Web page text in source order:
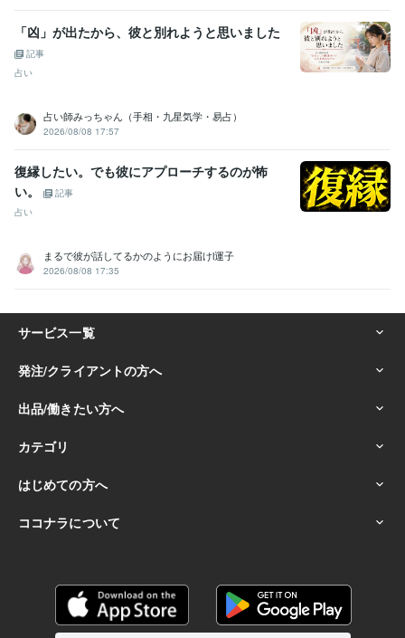
「凶」が出たから、彼と別れようと思いました
記事
占い
占い師みっちゃん（手相・九星気学・易占）
2026/08/08 17:57
復縁したい。でも彼にアプローチするのが怖
い。
記事
占い
まるで彼が話してるかのようにお届けl運子
2026/08/08 17:35